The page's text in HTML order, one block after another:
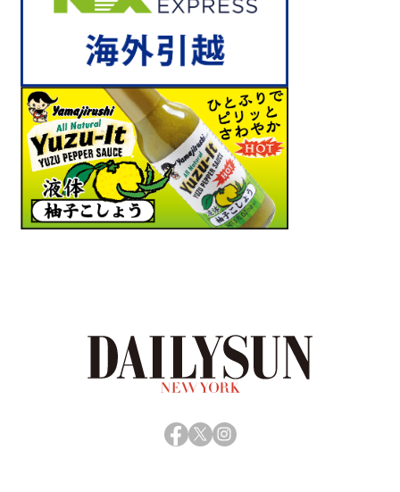
Facebook
X Instagram